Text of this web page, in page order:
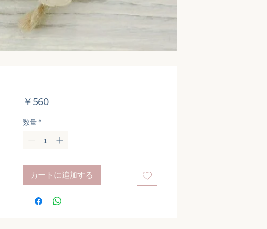
￥560価
数量 *
カートに追加する